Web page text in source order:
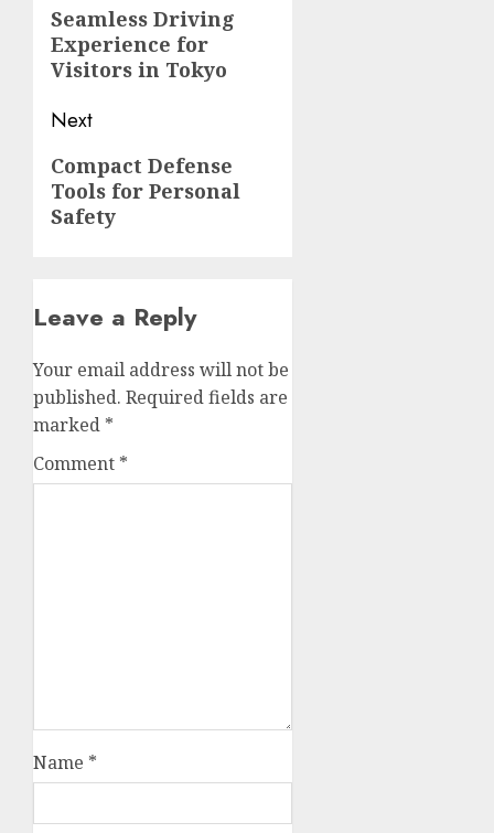
navigation
Previous
post:
Seamless Driving
Experience for
Visitors in Tokyo
Next
Next
post:
Compact Defense
Tools for Personal
Safety
Leave a Reply
Your email address will not be
published. Required fields are
marked *
Comment *
Name *